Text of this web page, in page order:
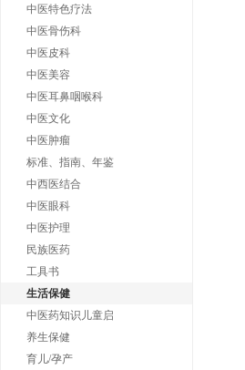
中医特色疗法
中医骨伤科
中医皮科
中医美容
中医耳鼻咽喉科
中医文化
中医肿瘤
标准、指南、年鉴
中西医结合
中医眼科
中医护理
民族医药
工具书
生活保健
中医药知识儿童启
养生保健
育儿/孕产